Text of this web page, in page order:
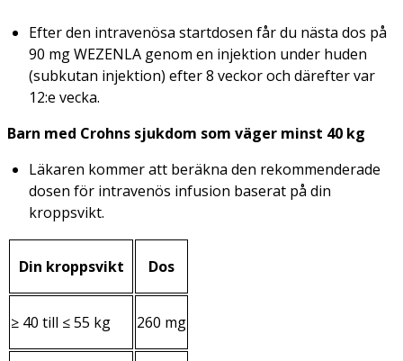
Efter den intravenösa startdosen får du nästa dos på
90 mg WEZENLA genom en injektion under huden
(subkutan injektion) efter 8 veckor och därefter var
12:e vecka.
Barn med Crohns sjukdom som väger minst 40 kg
Läkaren kommer att beräkna den rekommenderade
dosen för intravenös infusion baserat på din
kroppsvikt.
Din kroppsvikt Dos
≥ 40 till ≤ 55 kg 260 mg